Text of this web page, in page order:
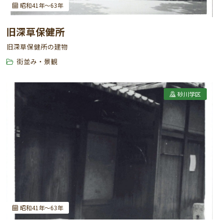
昭和41年～63年
旧深草保健所
旧深草保健所の建物
街並み・景観
砂川学区
昭和41年～63年